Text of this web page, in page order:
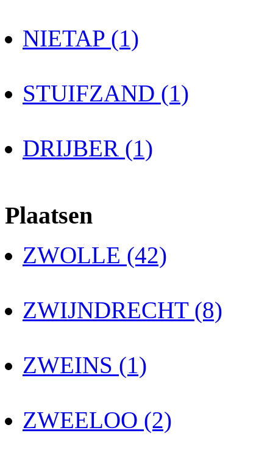
NIETAP (1)
STUIFZAND (1)
DRIJBER (1)
Plaatsen
ZWOLLE (42)
ZWIJNDRECHT (8)
ZWEINS (1)
ZWEELOO (2)